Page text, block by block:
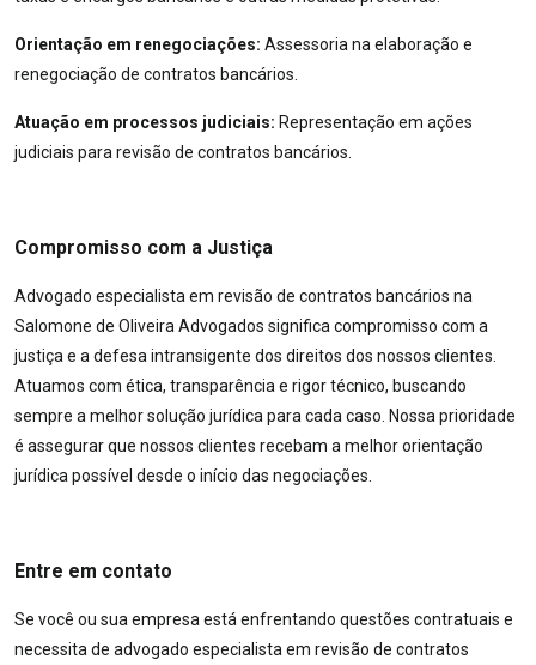
Orientação em renegociações: Assessoria na elaboração e
renegociação de contratos bancários.
Atuação em processos judiciais: Representação em ações
judiciais para revisão de contratos bancários.
Compromisso com a Justiça
Advogado especialista em revisão de contratos bancários na
Salomone de Oliveira Advogados significa compromisso com a
justiça e a defesa intransigente dos direitos dos nossos clientes.
Atuamos com ética, transparência e rigor técnico, buscando
sempre a melhor solução jurídica para cada caso. Nossa prioridade
é assegurar que nossos clientes recebam a melhor orientação
jurídica possível desde o início das negociações.
Entre em contato
Se você ou sua empresa está enfrentando questões contratuais e
necessita de advogado especialista em revisão de contratos